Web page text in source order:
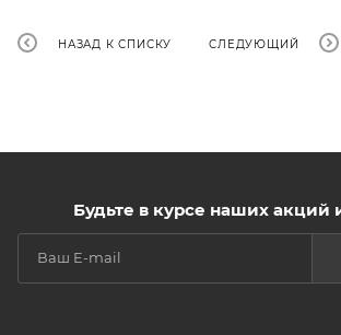
НАЗАД К СПИСКУ СЛЕДУЮЩИЙ
Будьте в курсе наших акций